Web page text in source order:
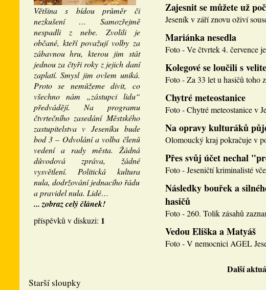
Většina s bídou průměr či
nezkušení … Samozřejmě
nespadli z nebe. Zvolili je
občané, kteří považují volby za
zábavnou hru, kterou jim stát
jednou za čtyři roky z jejich daní
zaplatí. Smysl jim ovšem uniká.
Proto se nemůžeme divit, co
všechno nám „zástupci lidu“
předvádějí. Na programu
čtvrtečního zasedání Městského
zastupitelstva v Jeseníku bude
bod 3 – Odvolání a volba členů
vedení a rady města. Žádná
důvodová zpráva, žádné
vysvětlení. Politická kultura
nula, dodržování jednacího řádu
a pravidel nula. Lidé…
... zobraz celý článek!
příspěvků v diskuzi: 1
Zajesnit se můžete už
Jeseník v září znovu oživí
Mariánka nesedla
Foto - Ve čtvrtek 4. července
Kolegové se loučili s
Foto - Za 33 let u hasičů toho
Chytré meteostanice
Foto - Chytré meteostanice v
Na opravy kulturáků
Olomoucký kraj pokračuje v
Přes svůj účet nechal
Foto - Jeseničtí kriminalisté
Následky bouřek a
hasičů
Foto - 260. Tolik zásahů
Vedou Eliška a Matyáš
Foto - V nemocnici AGEL
Další
Starší sloupky